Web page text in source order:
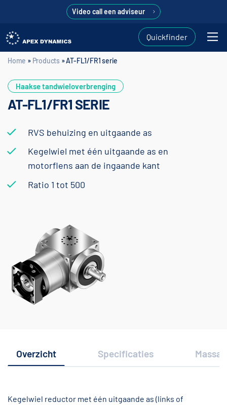
Video call een adviseur
Quickfinder
Home » Products »AT-FL1/FR1 serie
Home » Products »AT-FL1/FR1 serie
Haakse tandwieloverbrenging
AT-FL1/FR1 SERIE
RVS behuizing en uitgaande as
Kegelwiel met één uitgaande as en
motorflens aan de ingaande kant
Ratio 1 tot 500
Overzicht Specificaties
Kegelwiel reductor met één uitgaande as (links of